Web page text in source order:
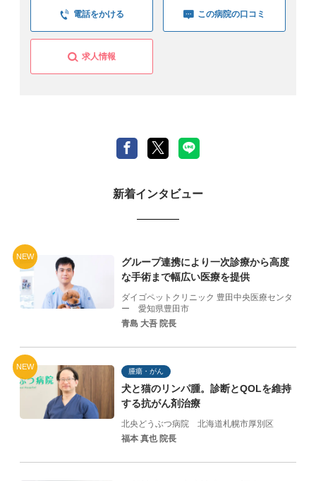
電話をかける この病院の口コミ
求人情報
新着インタビュー
NEW
グループ連携により一次診療から高度
な手術まで幅広い医療を提供
ダイゴペットクリニック 豊田中央医療センタ
ー 愛知県豊田市
青島 大吾 院長
NEW
腫瘍・がん
犬と猫のリンパ腫。診断とQOLを維持
する抗がん剤治療
北央どうぶつ病院 北海道札幌市厚別区
福本 真也 院長